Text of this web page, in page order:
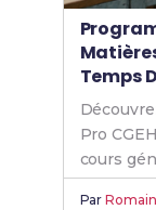
Temps
Pro
cours
hippique
ParRomain